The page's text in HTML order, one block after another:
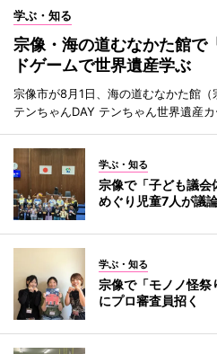
学ぶ・知る
宗像・海の道むなかた館
ドゲームで世界遺産学ぶ
宗像市が8月1日、海の道むなかた館
テンちゃんDAY テンちゃん世界遺産カ
学ぶ・知る
宗像で「子ども議
めぐり児童7人が議
学ぶ・知る
宗像で「モノノ怪
にプロ審査員招く